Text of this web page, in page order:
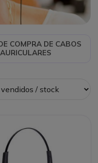
COMPRA DE CABOS